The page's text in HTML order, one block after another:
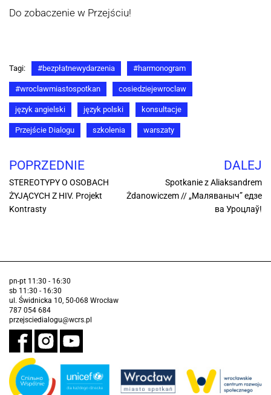
Do zobaczenie w Przejściu!
Tagi: #bezpłatnewydarzenia #harmonogram
#wroclawmiastospotkan cosiedziejewroclaw
język angielski język polski konsultacje
Przejście Dialogu szkolenia warszaty
POPRZEDNIE
STEREOTYPY O OSOBACH
ŻYJĄCYCH Z HIV. Projekt
Kontrasty
DALEJ
Spotkanie z Aliaksandrem
Żdanowiczem // „Маляваныч” едзе
ва Уроцлаў!
pn-pt 11:30 - 16:30
sb 11:30 - 16:30
ul. Świdnicka 10, 50-068 Wrocław
787 054 684
przejsciedialogu@wcrs.pl